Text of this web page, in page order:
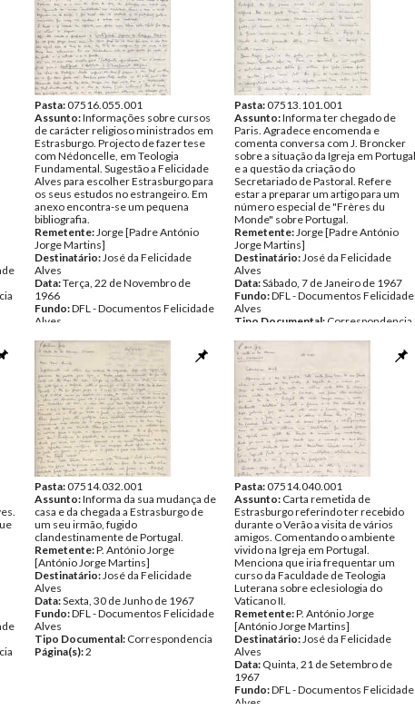
Pasta:07516.055.001
Assunto:Informações sobre cursos
de carácter religioso ministrados em
Estrasburgo. Projecto de fazer tese
com Nédoncelle, em Teologia
Fundamental. Sugestão a Felicidade
Alves para escolher Estrasburgo para
os seus estudos no estrangeiro. Em
anexo encontra-se um pequena
bibliografia.
Remetente:Jorge [Padre António
Jorge Martins]
Destinatário:José da Felicidade
Alves
Data:Terça, 22 de Novembro de
1966
Fundo:DFL - Documentos Felicidade
Alves
Página(s):
Pasta:07513.101.001
Assunto:Informa ter chegado de
Paris. Agradece encomenda e
comenta conversa com J. Broncker
sobre a situação da Igreja em Portugal
e a questão da criação do
Secretariado de Pastoral. Refere
estar a preparar um artigo para um
número especial de "Frères du
Monde" sobre Portugal.
Remetente:Jorge [Padre António
Jorge Martins]
Destinatário:José da Felicidade
Alves
Data:Sábado, 7 de Janeiro de 1967
Fundo:DFL - Documentos Felicidade
Alves
Tipo Documental: Correspondencia
Pasta:07514.032.001
Assunto:Informa da sua mudança de
casa e da chegada a Estrasburgo de
um seu irmão, fugido
clandestinamente de Portugal.
Remetente:P. António Jorge
[António Jorge Martins]
Destinatário:José da Felicidade
Alves
Data:Sexta, 30 de Junho de 1967
Fundo:DFL - Documentos Felicidade
Alves
Tipo Documental: Correspondencia
Página(s):2
Pasta:07514.040.001
Assunto: Carta remetida de
Estrasburgo referindo ter recebido
durante o Verão a visita de vários
amigos. Comentando o ambiente
vivido na Igreja em Portugal.
Menciona que iria frequentar um
curso da Faculdade de Teologia
Luterana sobre eclesiologia do
Vaticano II.
Remetente:P. António Jorge
[António Jorge Martins]
Destinatário:José da Felicidade
Alves
Data: Quinta, 21 de Setembro de
1967
Fundo:DFL - Documentos Felicidade
Alves